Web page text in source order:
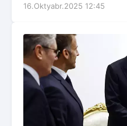
16.Oktyabr.2025 12:45